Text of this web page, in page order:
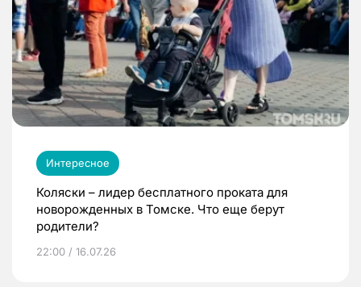
Интересное
Коляски – лидер бесплатного проката для
новорожденных в Томске. Что еще берут
родители?
22:00 / 16.07.26